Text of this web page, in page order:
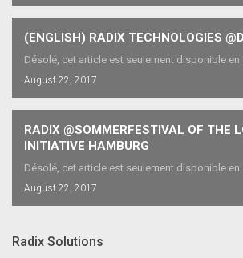
(ENGLISH) RADIX TECHNOLOGIES
Désolé, cet article est seulement disponible en
August 22, 2017
RADIX @SOMMERFESTIVAL OF THE
INITIATIVE HAMBURG
Désolé, cet article est seulement disponible en
August 22, 2017
Radix Solutions